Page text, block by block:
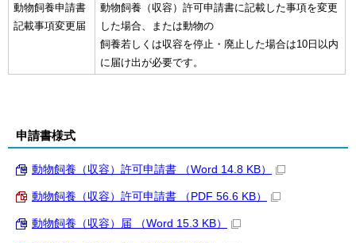
動物飼養申請書
記載事項変更届
動物飼養（収容）許可申請書に記載した事項を変更
した場合、または動物の
飼養若しくは収容を停止・廃止した場合は10日以内
に届け出が必要です。
申請書様式
動物飼養（収容）許可申請書 （Word 14.8 KB）
動物飼養（収容）許可申請書 （PDF 56.6 KB）
動物飼養（収容）届 （Word 15.3 KB）